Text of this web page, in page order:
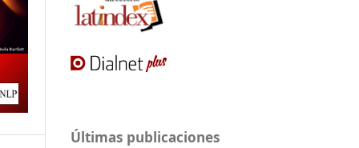
Últimas publicaciones